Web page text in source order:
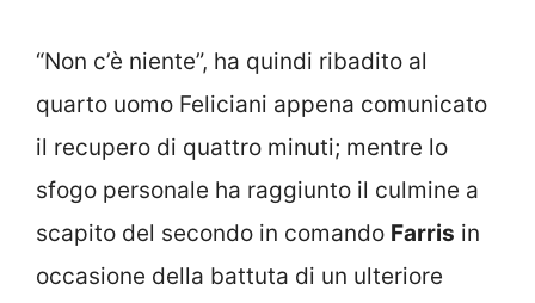
“Non c’è niente”, ha quindi ribadito al
quarto uomo Feliciani appena comunicato
il recupero di quattro minuti; mentre lo
sfogo personale ha raggiunto il culmine a
scapito del secondo in comando Farris in
occasione della battuta di un ulteriore